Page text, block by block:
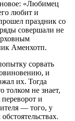
«Любимец
любит и
праздник со
совершали не
Аменхотп.
сорвать
и
их. Тогда
толком не знает,
и
— того, у